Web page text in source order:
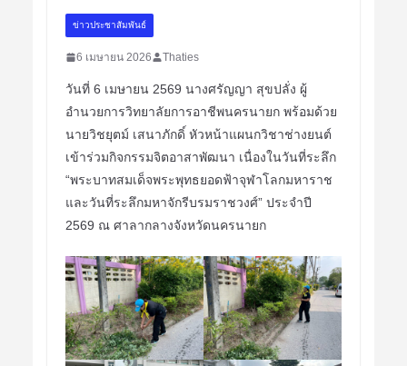
ข่าวประชาสัมพันธ์
6 เมษายน 2026 Thaties
วันที่ 6 เมษายน 2569 นางศรัญญา สุขปลั่ง ผู้
อำนวยการวิทยาลัยการอาชีพนครนายก พร้อมด้วย
นายวิชยุตม์ เสนาภักดิ์ หัวหน้าแผนกวิชาช่างยนต์
เข้าร่วมกิจกรรมจิตอาสาพัฒนา เนื่องในวันที่ระลึก
“พระบาทสมเด็จพระพุทธยอดฟ้าจุฬาโลกมหาราช
และวันที่ระลึกมหาจักรีบรมราชวงศ์” ประจำปี
2569 ณ ศาลากลางจังหวัดนครนายก